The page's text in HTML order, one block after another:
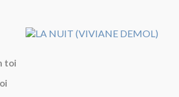
toi